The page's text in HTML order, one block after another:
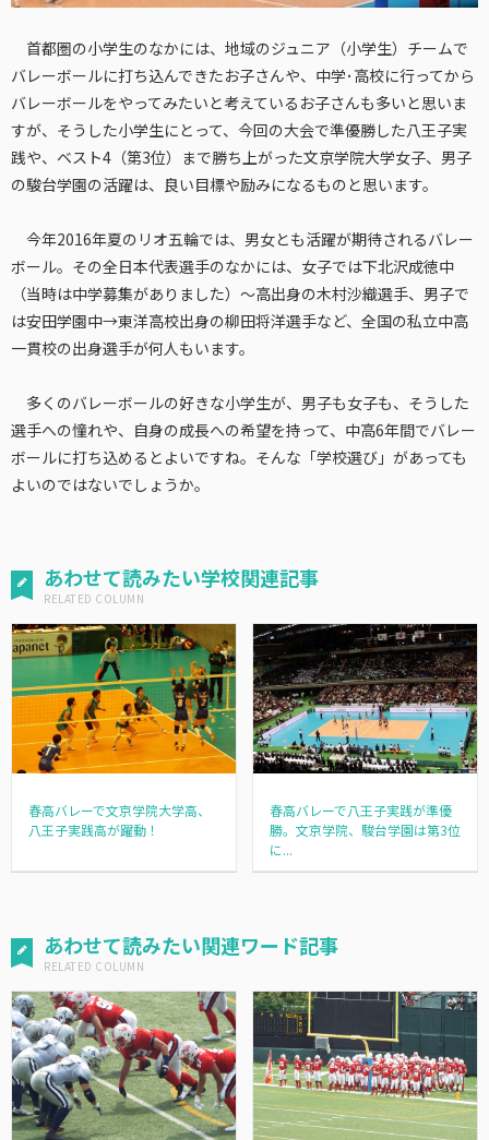
首都圏の小学生のなかには、地域のジュニア（小学生）チームで
バレーボールに打ち込んできたお子さんや、中学･高校に行ってから
バレーボールをやってみたいと考えているお子さんも多いと思いま
すが、そうした小学生にとって、今回の大会で準優勝した八王子実
践や、ベスト4（第3位）まで勝ち上がった文京学院大学女子、男子
の駿台学園の活躍は、良い目標や励みになるものと思います。
今年2016年夏のリオ五輪では、男女とも活躍が期待されるバレー
ボール。その全日本代表選手のなかには、女子では下北沢成徳中
（当時は中学募集がありました）～高出身の木村沙織選手、男子で
は安田学園中→東洋高校出身の柳田将洋選手など、全国の私立中高
一貫校の出身選手が何人もいます。
多くのバレーボールの好きな小学生が、男子も女子も、そうした
選手への憧れや、自身の成長への希望を持って、中高6年間でバレー
ボールに打ち込めるとよいですね。そんな「学校選び」があっても
よいのではないでしょうか。
あわせて読みたい学校関連記事
春高バレーで文京学院大学高、
八王子実践高が躍動！
春高バレーで八王子実践が準優
勝。文京学院、駿台学園は第3位
に...
あわせて読みたい関連ワード記事